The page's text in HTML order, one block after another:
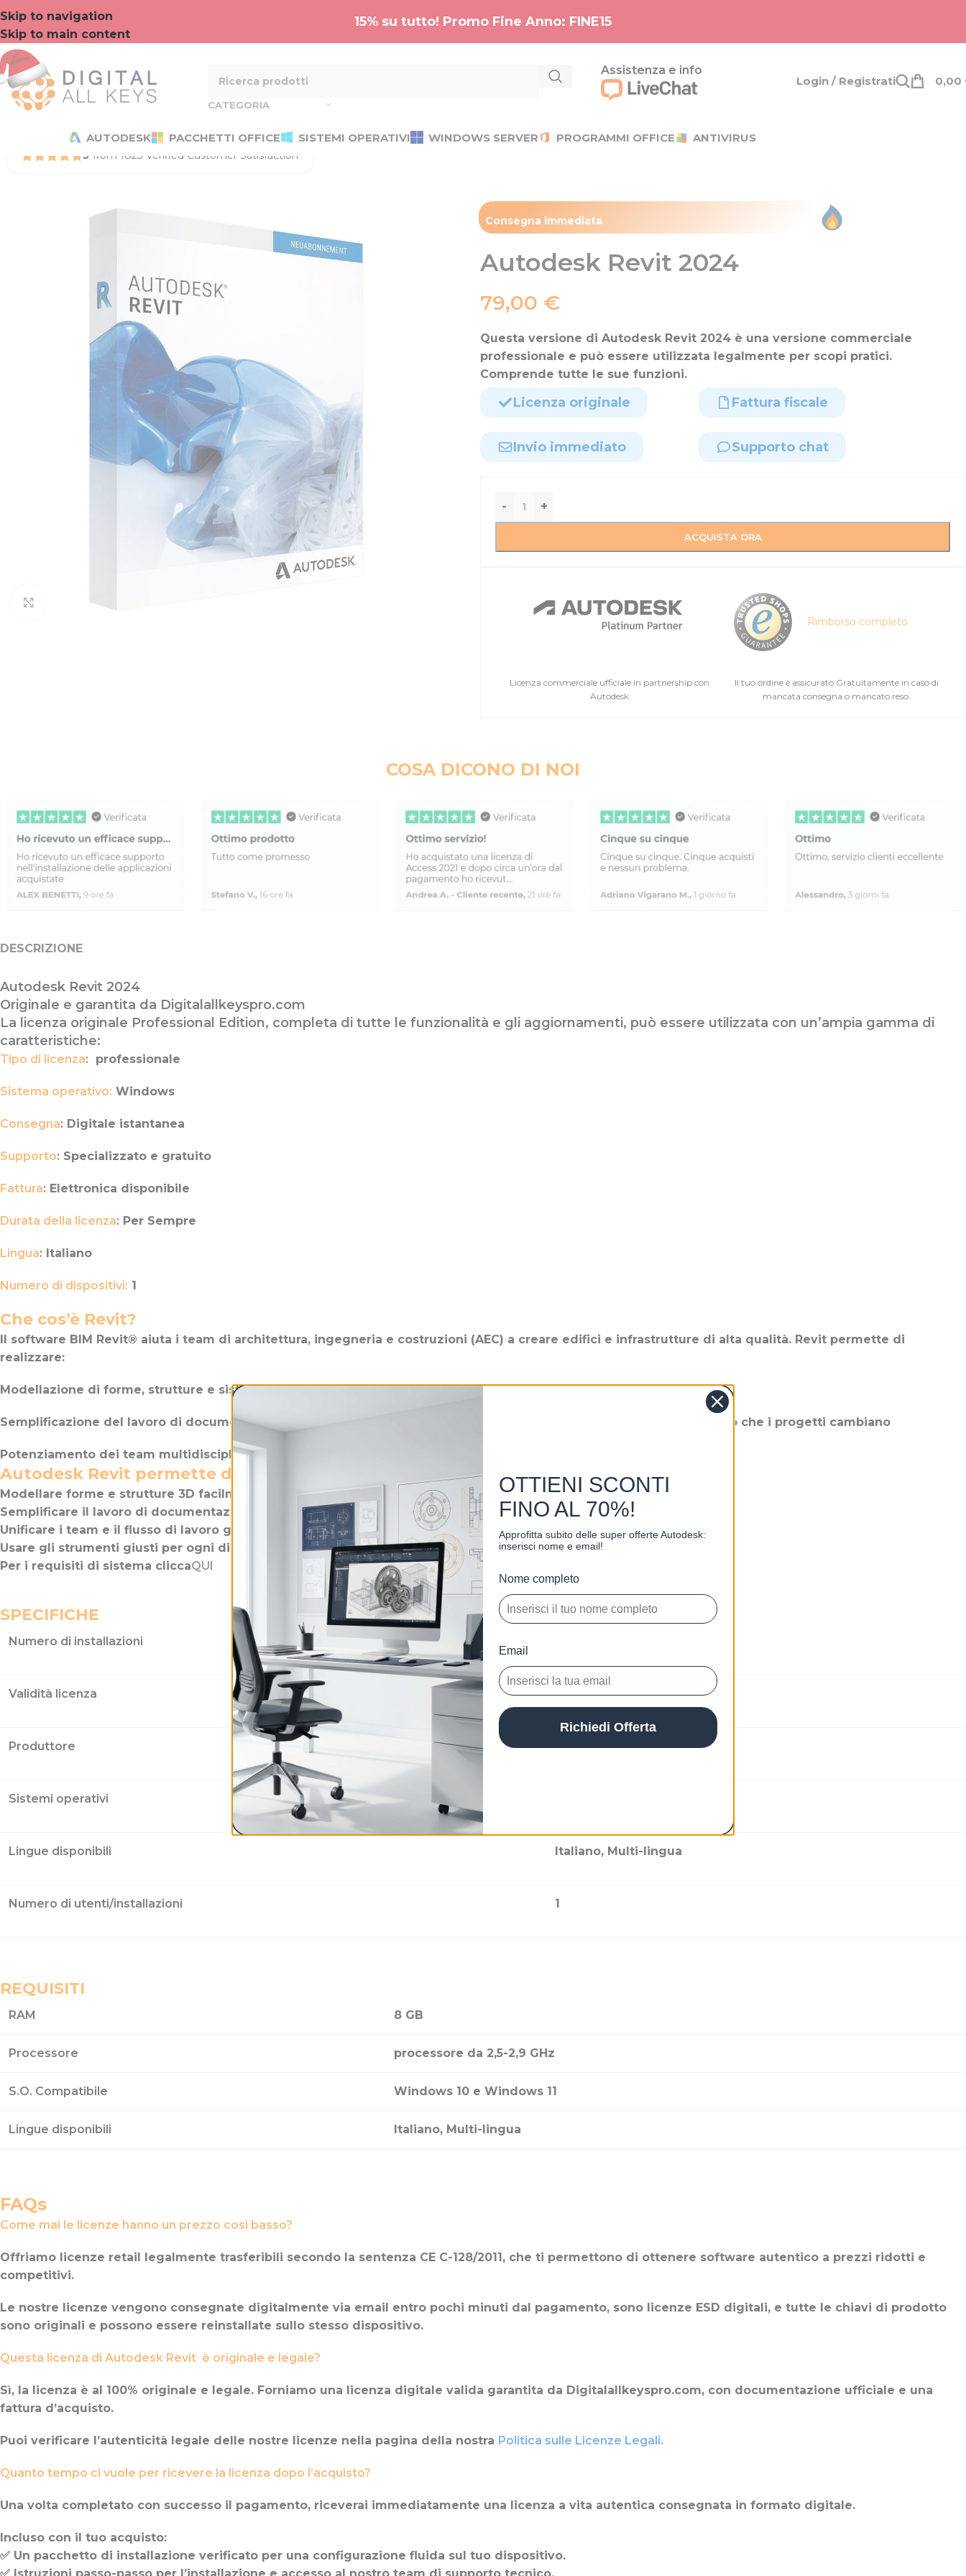
Skip to navigation
Skip to main content
15% su tutto! Promo Fine Anno: FINE15
CATEGORIA
Assistenza e info
Login / Registrati 0,00
AUTODESK PACCHETTI OFFICE SISTEMI OPERATIVI WINDOWS SERVER PROGRAMMI OFFICE ANTIVIRUS
5 from 1823 Verified Customer Satisfaction
Clicca per ingrandire
Consegna immediata​
Autodesk Revit 2024
79,00 €
Questa versione di Autodesk Revit 2024 è una versione commerciale
professionale e può essere utilizzata legalmente per scopi pratici.
Comprende tutte le sue funzioni.
Licenza originale Fattura fiscale
Invio immediato Supporto chat
- +
ACQUISTA ORA
Licenza commerciale ufficiale in partnership con
Autodesk
Rimborso completo
Il tuo ordine è assicurato Gratuitamente in caso di
mancata consegna o mancato reso.
COSA DICONO DI NOI
DESCRIZIONE
Autodesk Revit 2024
Originale e garantita da Digitalallkeyspro.com
La licenza originale Professional Edition, completa di tutte le funzionalità e gli aggiornamenti, può essere utilizzata con un’ampia gamma di
caratteristiche:
Tipo di licenza: professionale
Sistema operativo: Windows
Consegna: Digitale istantanea
Supporto: Specializzato e gratuito
Fattura: Elettronica disponibile
Durata della licenza: Per Sempre
Lingua: Italiano
Numero di dispositivi: 1
Che cos’è Revit?
Il software BIM Revit® aiuta i team di architettura, ingegneria e costruzioni (AEC) a creare edifici e infrastrutture di alta qualità. Revit permette di
realizzare:
Modellazione di forme, strutture e sistemi in 3D con precisione parametrica e facilità
Semplificazione del lavoro di documentazione, con revisioni istantanee di piani, prospetti, abachi e sezioni man mano che i progetti cambiano
Potenziamento dei team multidisciplinari con set di strumenti specializzati e un ambiente di progetto unificato
Autodesk Revit permette di:
Modellare forme e strutture 3D facilmente e con una precisione parametrica
Semplificare il lavoro di documentazione con revisioni istantanee ogni volta in cui i progetti cambiano
Unificare i team e il flusso di lavoro grazie alla possibilità di condivisione del lavoro nei cloud
Usare gli strumenti giusti per ogni disciplina
Per i requisiti di sistema cliccaQUI
SPECIFICHE
Numero di installazioni
Validità licenza Per Sempre
Produttore Autodesk Revit 2024
Sistemi operativi
Lingue disponibili Italiano, Multi-lingua
Numero di utenti/installazioni 1
REQUISITI
RAM 8 GB
Processore processore da 2,5-2,9 GHz
S.O. Compatibile Windows 10 e Windows 11
Lingue disponibili Italiano, Multi-lingua
FAQs
Come mai le licenze hanno un prezzo così basso?
Offriamo licenze retail legalmente trasferibili secondo la sentenza CE C-128/2011, che ti permettono di ottenere software autentico a prezzi ridotti e
competitivi.
Le nostre licenze vengono consegnate digitalmente via email entro pochi minuti dal pagamento, sono licenze ESD digitali, e tutte le chiavi di prodotto
sono originali e possono essere reinstallate sullo stesso dispositivo.
Questa licenza di Autodesk Revit è originale e legale?
Sì, la licenza è al 100% originale e legale. Forniamo una licenza digitale valida garantita da Digitalallkeyspro.com, con documentazione ufficiale e una
fattura d’acquisto.
Puoi verificare l’autenticità legale delle nostre licenze nella pagina della nostra Politica sulle Licenze Legali.
Quanto tempo ci vuole per ricevere la licenza dopo l’acquisto?
Una volta completato con successo il pagamento, riceverai immediatamente una licenza a vita autentica consegnata in formato digitale.
Incluso con il tuo acquisto:
✅ Un pacchetto di installazione verificato per una configurazione fluida sul tuo dispositivo.
OTTIENI SCONTI
FINO AL 70%!
Approfitta subito delle super offerte Autodesk:
inserisci nome e email!
Nome completo
Email
Richiedi Offerta